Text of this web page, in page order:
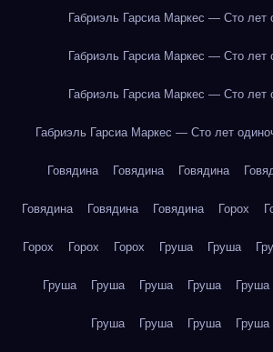
Габриэль Гарсиа Маркес — Сто лет
Габриэль Гарсиа Маркес — Сто лет
Габриэль Гарсиа Маркес — Сто лет
Габриэль Гарсиа Маркес — Сто лет
Говядина Говядина Говядина
Говядина Говядина Говядина Горох
Горох Горох Горох Груша Груша
Груша Груша Груша Груша Груша
Груша Груша Груша Груша